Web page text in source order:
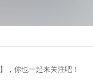
，你也一起来关注吧！